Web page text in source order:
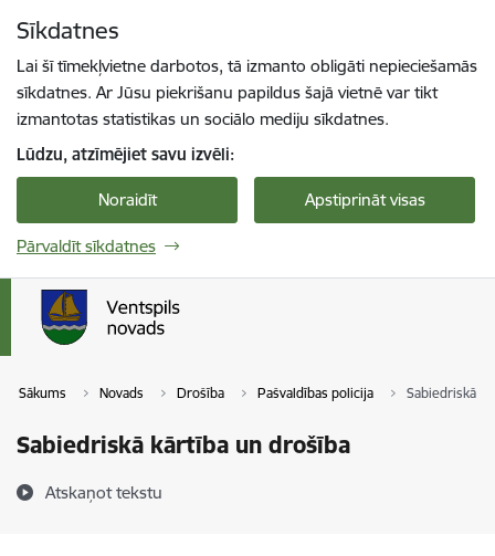
Sīkdatnes
Lai šī tīmekļvietne darbotos, tā izmanto obligāti nepieciešamās
sīkdatnes. Ar Jūsu piekrišanu papildus šajā vietnē var tikt
izmantotas statistikas un sociālo mediju sīkdatnes.
Lūdzu, atzīmējiet savu izvēli:
Noraidīt Apstiprināt visas
Pārvaldīt sīkdatnes
Sākums Novads Drošība Pašvaldības policija Sabiedriskā
Sabiedriskā kārtība un drošība
Atskaņot tekstu